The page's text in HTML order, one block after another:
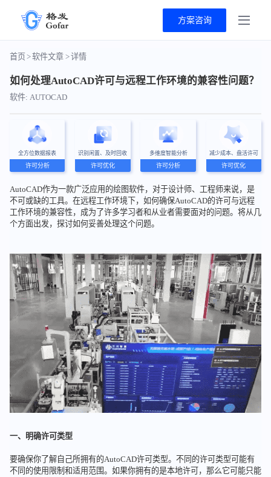
方案咨询
首页>软件文章 >详情
如何处理AutoCAD许可与远程工作环境的兼容性问题？
软件: AUTOCAD
全方位数据报表
许可分析
识别闲置、及时回收
许可优化
多维度智能分析
许可分析
减少成本、盘活许可
许可优化
AutoCAD作为一款广泛应用的绘图软件，对于设计师、工程师来说，是
不可或缺的工具。在远程工作环境下，如何确保AutoCAD的许可与远程
工作环境的兼容性，成为了许多学习者和从业者需要面对的问题。将从几
个方面出发，探讨如何妥善处理这个问题。
一、明确许可类型
要确保你了解自己所拥有的AutoCAD许可类型。不同的许可类型可能有
不同的使用限制和适用范围。如果你拥有的是本地许可，那么它可能只能